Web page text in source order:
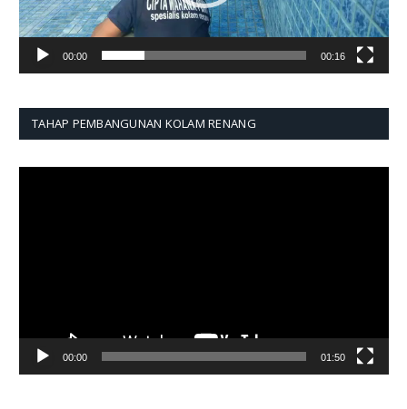
00:00 00:16
TAHAP PEMBANGUNAN KOLAM RENANG
00:00 01:50